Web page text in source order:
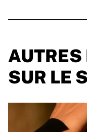
AUTRES
SUR LE